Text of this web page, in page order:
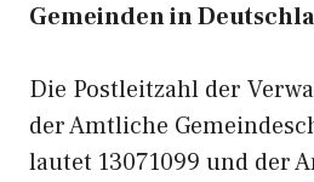
Gemeinden in
Die Postleitzahl der
der Amtliche
lautet 13071099 und der